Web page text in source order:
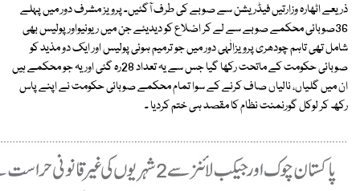
ذریعے اٹھارہ وزارتیں فیڈریشن سے صوبے کی طرف آگئیں۔ پرویز مشرف دور میں پہلے
36صوبائی محکمے صوبے سے لے کر اضلاع کو دیدیئے جن میں ریونیواور پولیس بھی
شامل تھی تاہم چودھری پرویزالٰہی دور میں جو ترمیم ہوئی پولیس اور ایک دو مذید کو
صوبائی حکومت کے ماتحت رکھا گیا جس سے یہ تعداد 28رہ گئی اور یہ جو محکمے ہیں
ان میں گلیاں، نالیاں صاف کرنے کے سوا تمام محکمے صوبائی حکومت نے اپنے پاس
رکھ کر لوکل گورنمنت نظام کا مقصد ہی ختم کردیا ۔